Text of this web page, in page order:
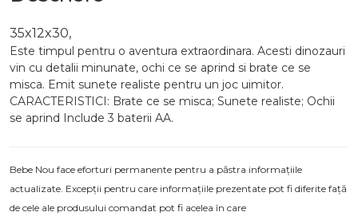
35x12x30,
Este timpul pentru o aventura extraordinara. Acesti dinozauri
vin cu detalii minunate, ochi ce se aprind si brate ce se
misca. Emit sunete realiste pentru un joc uimitor.
CARACTERISTICI: Brate ce se misca; Sunete realiste; Ochii
se aprind Include 3 baterii AA.
Bebe Nou face eforturi permanente pentru a păstra informațiile
actualizate. Excepții pentru care informațiile prezentate pot fi diferite față
de cele ale produsului comandat pot fi acelea în care